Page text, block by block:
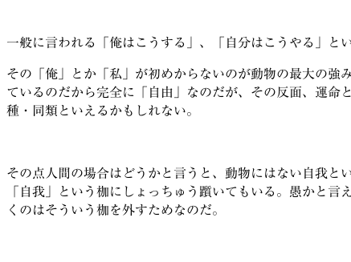
一般に言われる「俺はこうする」、「自分はこうやる」と
その「俺」とか「私」が初めからないのが動物の最大の強
ているのだから完全に「自由」なのだが、その反面、運命
種・同類といえるかもしれない。
その点人間の場合はどうかと言うと、動物にはない自我と
「自我」という枷にしょっちゅう躓いてもいる。愚かと
くのはそういう枷を外すためなのだ。